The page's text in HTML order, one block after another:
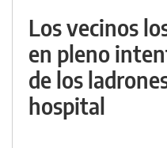
Los vecinos
en pleno
de los
hospital